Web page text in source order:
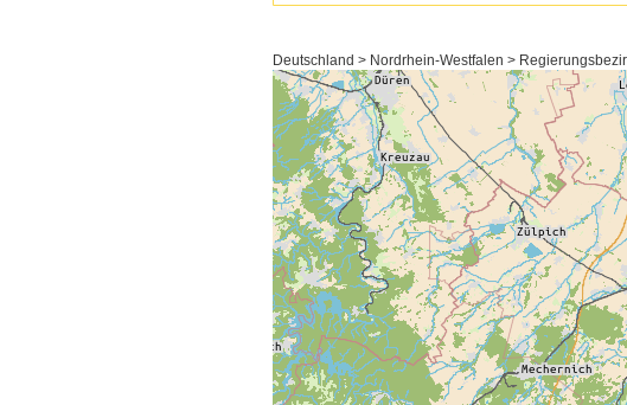
Deutschland > Nordrhein-Westfalen >